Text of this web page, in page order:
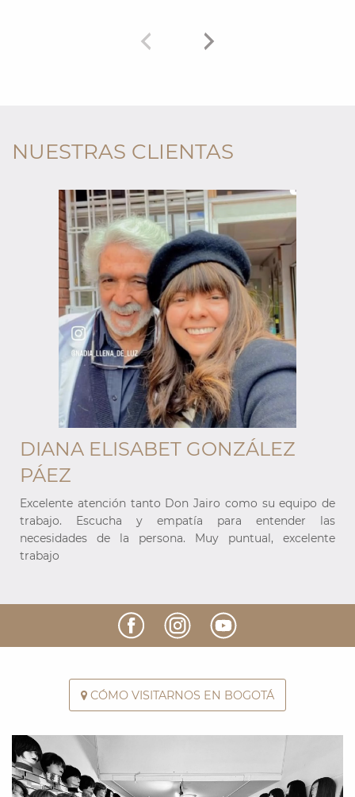
NUESTRAS CLIENTAS
DIANA ELISABET GONZÁLEZ
PÁEZ
Excelente atención tanto Don Jairo como su equipo de
trabajo. Escucha y empatía para entender las
necesidades de la persona. Muy puntual, excelente
trabajo
CÓMO VISITARNOS EN BOGOTÁ